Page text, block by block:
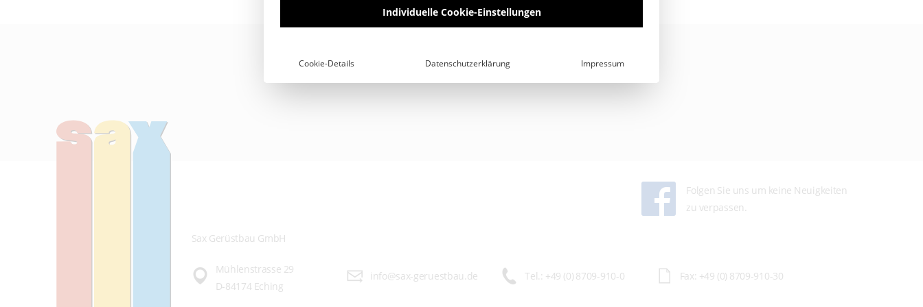
Folgen Sie uns um keine Neuigkeiten
zu verpassen.
Sax Gerüstbau GmbH
Mühlenstrasse 29
D-84174 Eching
info@sax-geruestbau.de Tel.: +49 (0) 8709-910-0 Fax: +49 (0) 8709-910-30
Individuelle Cookie-Einstellungen
Cookie-Details Datenschutzerklärung Impressum